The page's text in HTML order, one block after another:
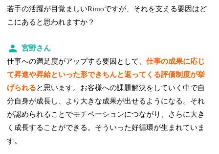
若手の活躍が目覚ましいRimoですが、それを支える要因はど
こにあると思われますか？
宮野さん
仕事への満足度がアップする要因として、仕事の成果に応じ
て昇進や昇給といった形できちんと返ってくる評価制度が挙
げられると思います。お客様への課題解決をしていく中で自
分自身が成長し、より大きな成果が出せるようになる。それ
が認められることでモチベーションにつながり、さらに大き
く成長することができる。そういった好循環が生まれていま
す。